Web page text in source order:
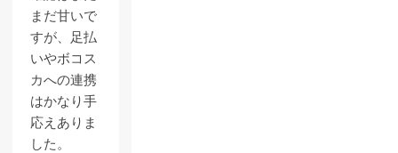
まだ甘いで
すが、足払
いやボコス
カへの連携
はかなり手
応えありま
した。